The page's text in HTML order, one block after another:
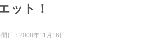
ット！
日： 2008年11月16日